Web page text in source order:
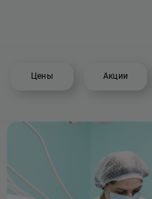
Цены Акции